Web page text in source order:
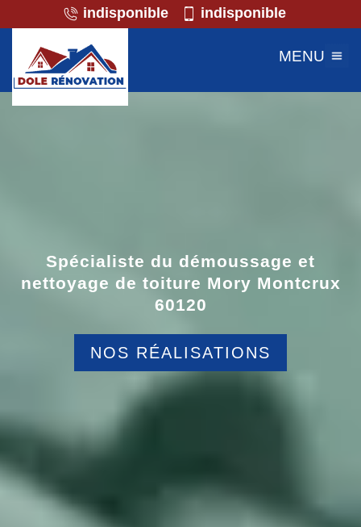
indisponible indisponible
MENU
Spécialiste du démoussage et
nettoyage de toiture Mory Montcrux
60120
NOS RÉALISATIONS